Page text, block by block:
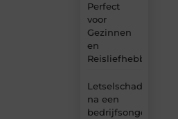
Perfect
voor
Gezinnen
en
Reisliefhebbers
Letselschade
na een
bedrijfsongeval: